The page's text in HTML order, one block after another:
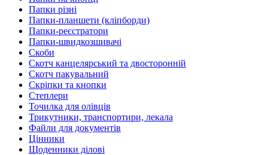
Папки різні
Папки-планшети (кліпборди)
Папки-реєстратори
Папки-швидкозшивачі
Скоби
Скотч канцелярський та двосторонній
Скотч пакувальний
Скріпки та кнопки
Степлери
Точилка для олівців
Трикутники, транспортири, лекала
Файли для документів
Цінники
Щоденники ділові